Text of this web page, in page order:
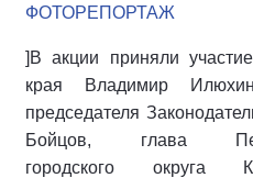
ФОТОРЕПОРТАЖ
]В акции приняли
края Владимир
председателя
Бойцов, глава
городского округа